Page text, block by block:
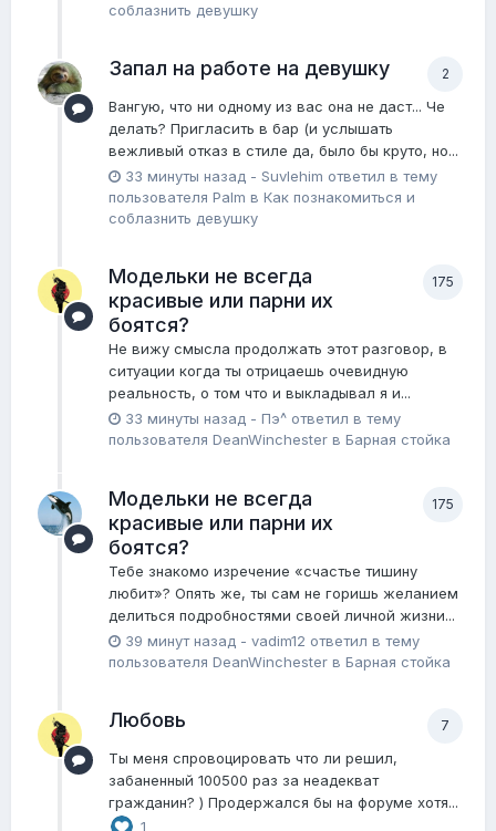
соблазнить девушку
2
Запал на работе на девушку
Вангую, что ни одному из вас она не даст... Че
делать? Пригласить в бар (и услышать
вежливый отказ в стиле да, было бы круто, но...
33 минуты назад - Suvlehim ответил в тему
пользователя Palm в Как познакомиться и
соблазнить девушку
175
Модельки не всегда
красивые или парни их
боятся?
Не вижу смысла продолжать этот разговор, в
ситуации когда ты отрицаешь очевидную
реальность, о том что и выкладывал я и...
33 минуты назад - Пэ^ ответил в тему
пользователя DeanWinchester в Барная стойка
175
Модельки не всегда
красивые или парни их
боятся?
Тебе знакомо изречение «счастье тишину
любит»? Опять же, ты сам не горишь желанием
делиться подробностями своей личной жизни...
39 минут назад - vadim12 ответил в тему
пользователя DeanWinchester в Барная стойка
7
Любовь
Ты меня спровоцировать что ли решил,
забаненный 100500 раз за неадекват
гражданин? ) Продержался бы на форуме хотя...
1